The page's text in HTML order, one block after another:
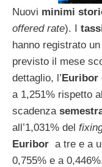
Nuovi minimi
offered rate). I
hanno registrato
previsto il mese
dettaglio, l’Euribor
a 1,251% rispetto
scadenza
all’1,031% del
Euribor a tre e a
0,755% e a